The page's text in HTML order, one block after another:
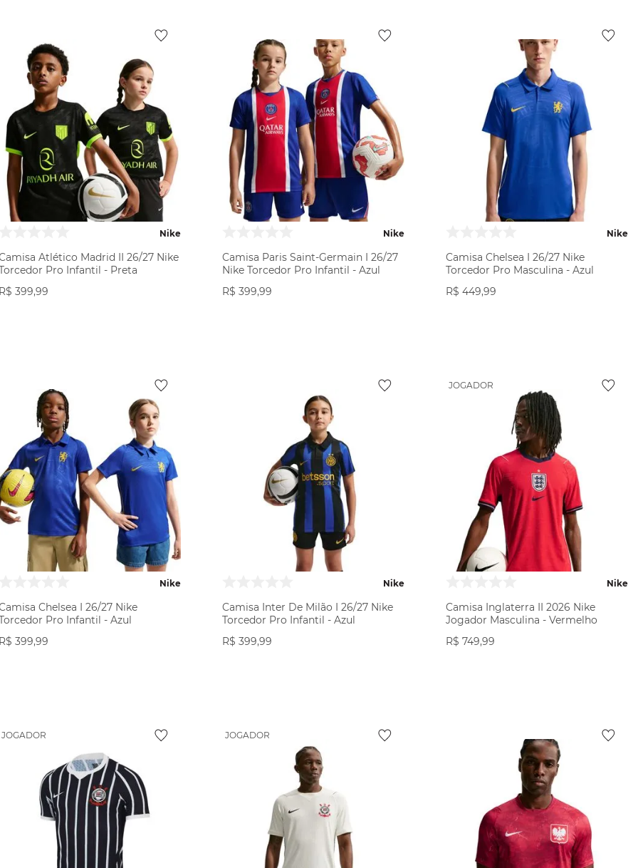
Nike
Atlético Madrid II 26/27 Nike
Pro Infantil - Preta
R$ 399,99
Nike
Camisa Paris Saint-Germain I 26/27
Nike Torcedor Pro Infantil - Azul
R$ 399,99
Nike
Camisa Chelsea I 26/27 Nike
Torcedor Pro Masculina - Azul
R$ 449,99
Nike
Chelsea I 26/27 Nike
Pro Infantil - Azul
R$ 399,99
Nike
Camisa Inter De Milão I 26/27 Nike
Torcedor Pro Infantil - Azul
R$ 399,99
JOGADOR
Nike
Camisa Inglaterra II 2026 Nike
Jogador Masculina - Vermelho
R$ 749,99
JOGADOR JOGADOR